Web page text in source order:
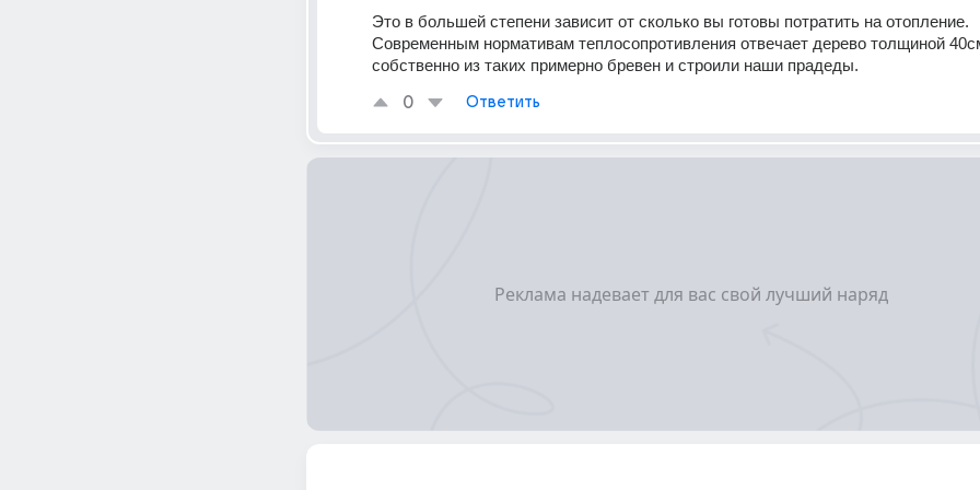
Это в большей степени зависит от сколько вы готовы потратить на отопление.
Современным нормативам теплосопротивления отвечает дерево толщиной
собственно из таких примерно бревен и строили наши прадеды.
0 Ответить